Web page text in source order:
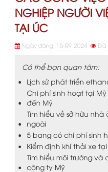
NGHIỆP NGƯỜI
TẠI ÚC
Ngày đăng: 15-09-2024 Đã
Có thể bạn quan tâm:
Lịch sử phát triển
Chi phí sinh hoạt tại
đến Mỹ
Tìm hiểu về sở hữu
ngoài
5 bang có chi phí sinh
Kiểm định khí thải xe
Tìm hiểu môi trường
công ty Mỹ